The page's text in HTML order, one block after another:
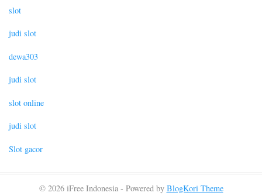
slot
judi slot
dewa303
judi slot
slot online
judi slot
Slot gacor
© 2026 iFree Indonesia - Powered by BlogKori Theme